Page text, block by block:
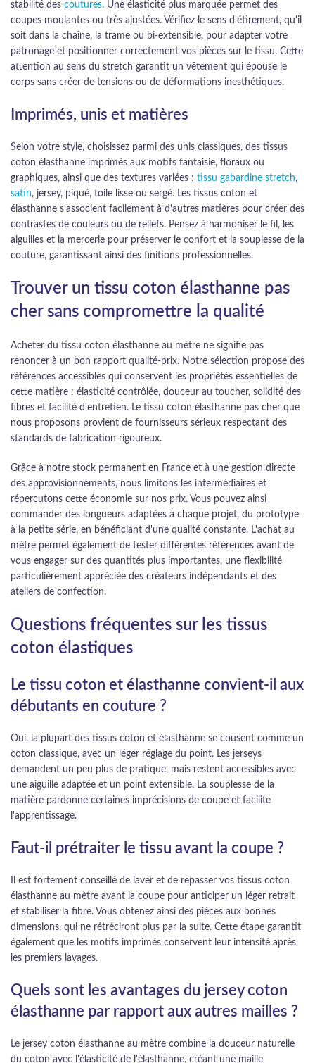
stabilité des coutures. Une élasticité plus marquée permet des
coupes moulantes ou très ajustées. Vérifiez le sens d'étirement, qu'il
soit dans la chaîne, la trame ou bi-extensible, pour adapter votre
patronage et positionner correctement vos pièces sur le tissu. Cette
attention au sens du stretch garantit un vêtement qui épouse le
corps sans créer de tensions ou de déformations inesthétiques.
Imprimés, unis et matières
Selon votre style, choisissez parmi des unis classiques, des tissus
coton élasthanne imprimés aux motifs fantaisie, floraux ou
graphiques, ainsi que des textures variées : tissu gabardine stretch,
satin, jersey, piqué, toile lisse ou sergé. Les tissus coton et
élasthanne s'associent facilement à d'autres matières pour créer des
contrastes de couleurs ou de reliefs. Pensez à harmoniser le fil, les
aiguilles et la mercerie pour préserver le confort et la souplesse de la
couture, garantissant ainsi des finitions professionnelles.
Trouver un tissu coton élasthanne pas
cher sans compromettre la qualité
Acheter du tissu coton élasthanne au mètre ne signifie pas
renoncer à un bon rapport qualité-prix. Notre sélection propose des
références accessibles qui conservent les propriétés essentielles de
cette matière : élasticité contrôlée, douceur au toucher, solidité des
fibres et facilité d'entretien. Le tissu coton élasthanne pas cher que
nous proposons provient de fournisseurs sérieux respectant des
standards de fabrication rigoureux.
Grâce à notre stock permanent en France et à une gestion directe
des approvisionnements, nous limitons les intermédiaires et
répercutons cette économie sur nos prix. Vous pouvez ainsi
commander des longueurs adaptées à chaque projet, du prototype
à la petite série, en bénéficiant d'une qualité constante. L'achat au
mètre permet également de tester différentes références avant de
vous engager sur des quantités plus importantes, une flexibilité
particulièrement appréciée des créateurs indépendants et des
ateliers de confection.
Questions fréquentes sur les tissus
coton élastiques
Le tissu coton et élasthanne convient-il aux
débutants en couture ?
Oui, la plupart des tissus coton et élasthanne se cousent comme un
coton classique, avec un léger réglage du point. Les jerseys
demandent un peu plus de pratique, mais restent accessibles avec
une aiguille adaptée et un point extensible. La souplesse de la
matière pardonne certaines imprécisions de coupe et facilite
l'apprentissage.
Faut-il prétraiter le tissu avant la coupe ?
Il est fortement conseillé de laver et de repasser vos tissus coton
élasthanne au mètre avant la coupe pour anticiper un léger retrait
et stabiliser la fibre. Vous obtenez ainsi des pièces aux bonnes
dimensions, qui ne rétréciront plus par la suite. Cette étape garantit
également que les motifs imprimés conservent leur intensité après
les premiers lavages.
Quels sont les avantages du jersey coton
élasthanne par rapport aux autres mailles ?
Le jersey coton élasthanne au mètre combine la douceur naturelle
du coton avec l'élasticité de l'élasthanne, créant une maille